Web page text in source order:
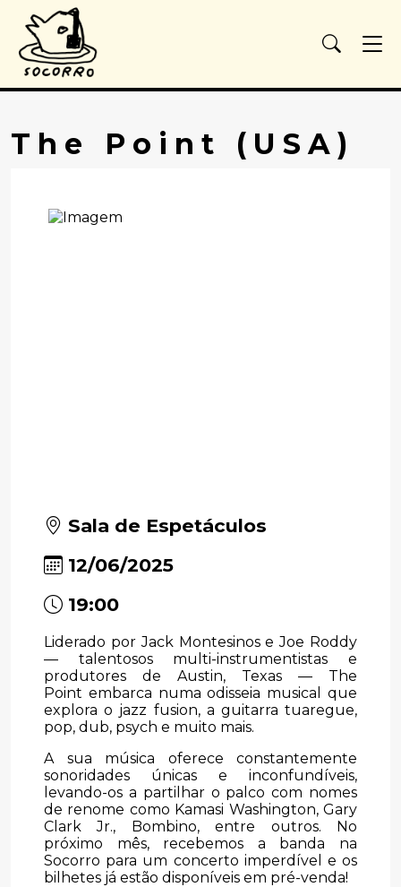
The Point (USA)
Sala de Espetáculos
12/06/2025
19:00
Liderado por Jack Montesinos e Joe Roddy
— talentosos multi-instrumentistas e
produtores de Austin, Texas — The
Point embarca numa odisseia musical que
explora o jazz fusion, a guitarra tuaregue,
pop, dub, psych e muito mais.
A sua música oferece constantemente
sonoridades únicas e inconfundíveis,
levando-os a partilhar o palco com nomes
de renome como Kamasi Washington, Gary
Clark Jr., Bombino, entre outros. No
próximo mês, recebemos a banda na
Socorro para um concerto imperdível e os
bilhetes já estão disponíveis em pré-venda!